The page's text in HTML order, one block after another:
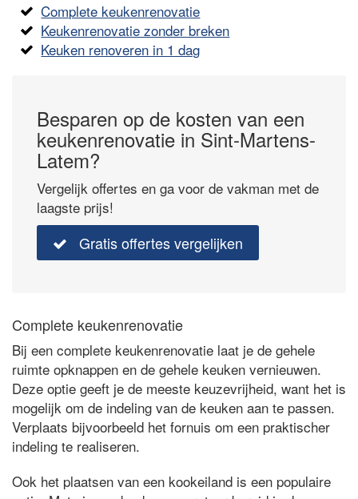
Complete keukenrenovatie
Keukenrenovatie zonder breken
Keuken renoveren in 1 dag
Besparen op de kosten van een
keukenrenovatie in Sint-Martens-
Latem?
Vergelijk offertes en ga voor de vakman met de
laagste prijs!
Gratis offertes vergelijken
Complete keukenrenovatie
Bij een complete keukenrenovatie laat je de gehele
ruimte opknappen en de gehele keuken vernieuwen.
Deze optie geeft je de meeste keuzevrijheid, want het is
mogelijk om de indeling van de keuken aan te passen.
Verplaats bijvoorbeeld het fornuis om een praktischer
indeling te realiseren.
Ook het plaatsen van een kookeiland is een populaire